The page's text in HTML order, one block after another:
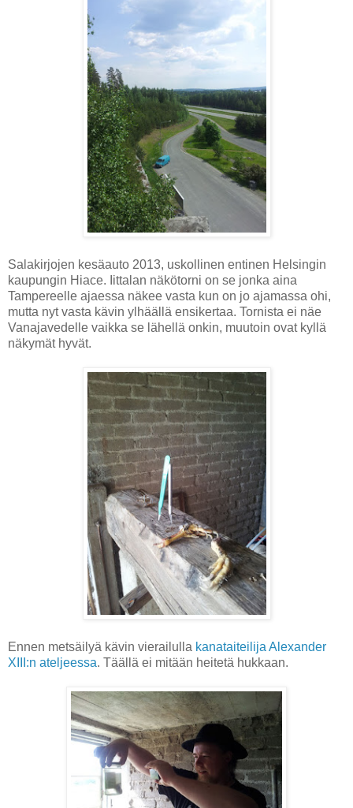
Salakirjojen kesäauto 2013, uskollinen entinen Helsingin
kaupungin Hiace. Iittalan näkötorni on se jonka aina
Tampereelle ajaessa näkee vasta kun on jo ajamassa ohi,
mutta nyt vasta kävin ylhäällä ensikertaa. Tornista ei näe
Vanajavedelle vaikka se lähellä onkin, muutoin ovat kyllä
näkymät hyvät.
Ennen metsäilyä kävin vierailulla kanataiteilija Alexander
XIII:n ateljeessa. Täällä ei mitään heitetä hukkaan.